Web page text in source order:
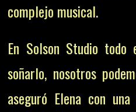
complejo musical.
En Solson Studio todo
soñarlo, nosotros
aseguró Elena con